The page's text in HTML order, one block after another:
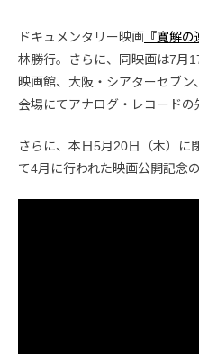
ドキュメンタリー映画 『寛解の
林勝行。さらに、同映画は7月
映画館、大阪・シアターセブン
会場にてアナログ・レコードの
さらに、本日5月20日（木）に
て4月に行われた映画公開記念